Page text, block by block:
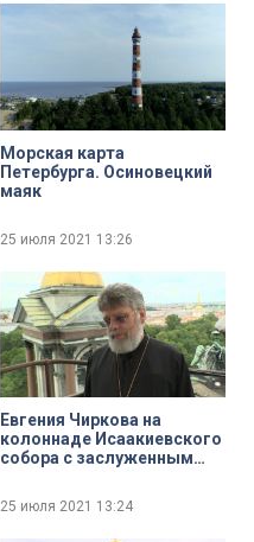
Морская карта
Петербурга. Осиновецкий
маяк
25 июля 2021 13:26
Евгения Чиркова на
колоннаде Исаакиевского
собора с заслуженным
профессором
25 июля 2021 13:24